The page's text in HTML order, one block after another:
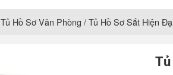
Tủ Hồ Sơ Văn Phòng /Tủ Hồ Sơ Sắt Hiện
Tủ